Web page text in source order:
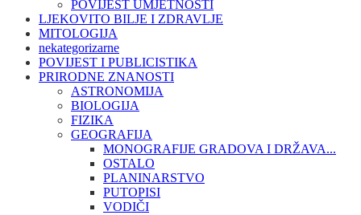
POVIJEST UMJETNOSTI
LJEKOVITO BILJE I ZDRAVLJE
MITOLOGIJA
nekategorizarne
POVIJEST I PUBLICISTIKA
PRIRODNE ZNANOSTI
ASTRONOMIJA
BIOLOGIJA
FIZIKA
GEOGRAFIJA
MONOGRAFIJE GRADOVA I DRŽAVA...
OSTALO
PLANINARSTVO
PUTOPISI
VODIČI